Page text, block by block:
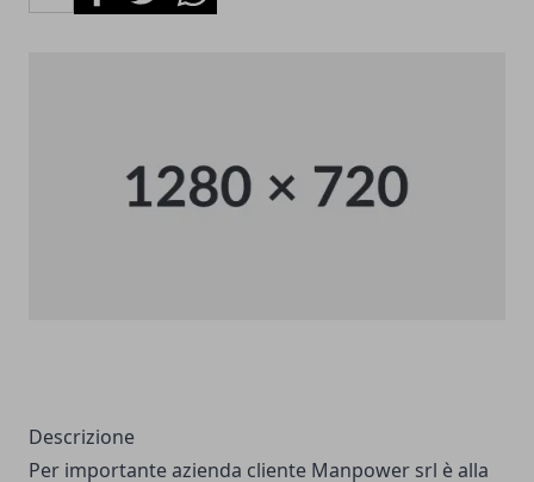
Descrizione
Per importante azienda cliente Manpower srl è alla